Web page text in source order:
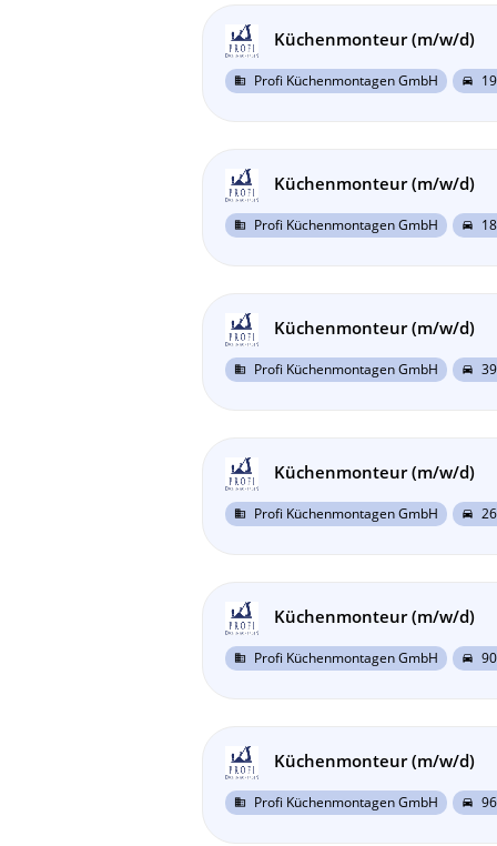
Küchenmonteur (m/w/d)
business Profi Küchenmontagen GmbH directions_car
Küchenmonteur (m/w/d)
business Profi Küchenmontagen GmbH directions_car
Küchenmonteur (m/w/d)
business Profi Küchenmontagen GmbH directions_car
Küchenmonteur (m/w/d)
business Profi Küchenmontagen GmbH directions_car
Küchenmonteur (m/w/d)
business Profi Küchenmontagen GmbH directions_car
Küchenmonteur (m/w/d)
business Profi Küchenmontagen GmbH directions_car